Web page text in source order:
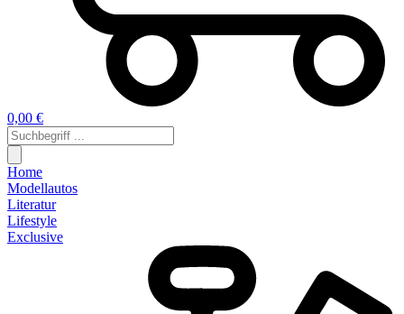
0,00 €
Home
Modellautos
Literatur
Lifestyle
Exclusive